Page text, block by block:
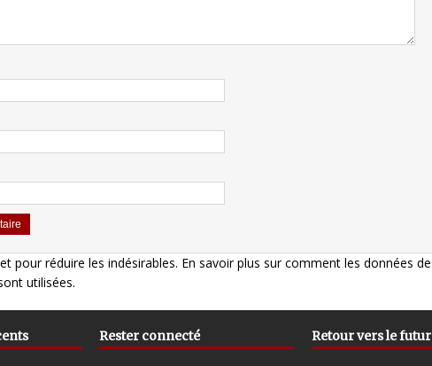
pour réduire les indésirables. En savoir plus sur comment les données de
utilisées.
Rester connecté Retour vers le futur